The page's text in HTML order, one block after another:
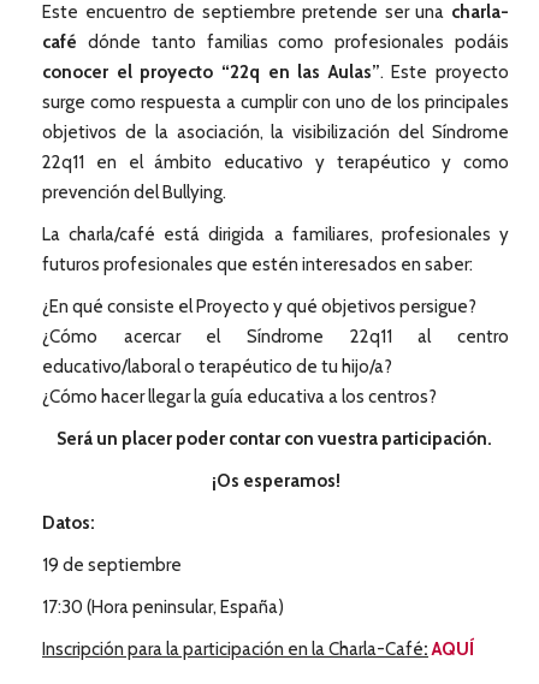
Este encuentro de septiembre pretende ser una charla-
café dónde tanto familias como profesionales podáis
conocer el proyecto “22q en las Aulas”. Este proyecto
surge como respuesta a cumplir con uno de los principales
objetivos de la asociación, la visibilización del Síndrome
22q11 en el ámbito educativo y terapéutico y como
prevención del Bullying.
La charla/café está dirigida a familiares, profesionales y
futuros profesionales que estén interesados en saber:
¿En qué consiste el Proyecto y qué objetivos persigue?
¿Cómo acercar el Síndrome 22q11 al centro
educativo/laboral o terapéutico de tu hijo/a?
¿Cómo hacer llegar la guía educativa a los centros?
Será un placer poder contar con vuestra participación.
¡Os esperamos!
Datos:
19 de septiembre
17:30 (Hora peninsular, España)
Inscripción para la participación en la Charla-Café: AQUÍ